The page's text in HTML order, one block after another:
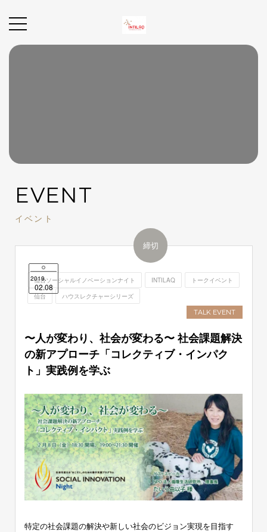
EVENT
イベント
締切
仙台ソーシャルイノベーションナイト INTILAQ
トークイベント
仙台
ハウスレクチャーシリーズ
TALK EVENT
2019.
02.08
〜人が変わり、社会が変わる〜 社会課題解決
の新アプローチ「コレクティブ・インパク
ト」実践例を学ぶ
特定の社会課題の解決や新しい社会のビジョン実現を目指す